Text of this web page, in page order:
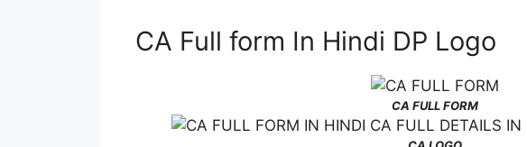
CA Full form In Hindi DP Logo
CA FULL FORM